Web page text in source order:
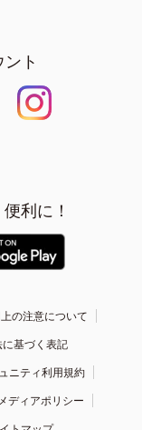
ト
利に！
の注意について
基づく表記
ニティ利用規約
ディアポリシー